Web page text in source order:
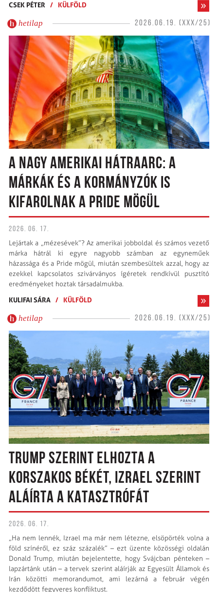
CSEK PÉTER / KÜLFÖLD
hetilap 2026.06.19. (XXX/25)
A NAGY AMERIKAI HÁTRAARC: A
MÁRKÁK ÉS A KORMÁNYZÓK IS
KIFAROLNAK A PRIDE MÖGÜL
2026. 06. 17.
Lejártak a „mézesévek”? Az amerikai jobboldal és számos vezető
márka hátrál ki egyre nagyobb számban az egyneműek
házassága és a Pride mögül, miután szembesültek azzal, hogy az
ezekkel kapcsolatos szivárványos ígéretek rendkívül pusztító
eredményeket hoztak társadalmukba.
KULIFAI SÁRA / KÜLFÖLD
hetilap 2026.06.19. (XXX/25)
TRUMP SZERINT ELHOZTA A
KORSZAKOS BÉKÉT, IZRAEL SZERINT
ALÁÍRTA A KATASZTRÓFÁT
2026. 06. 17.
„Ha nem lennék, Izrael ma már nem létezne, elsöpörték volna a
föld színéről, ez száz százalék” – ezt üzente közösségi oldalán
Donald Trump, miután bejelentette, hogy Svájcban pénteken –
lapzártánk után – a tervek szerint aláírják az Egyesült Államok és
Irán közötti memorandumot, ami lezárná a február végén
kezdődött fegyveres konfliktust.